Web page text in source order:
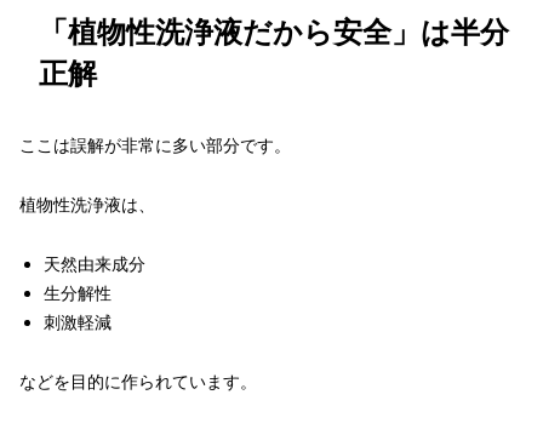
「植物性洗浄液だから安全」は半分
正解
ここは誤解が非常に多い部分です。
植物性洗浄液は、
天然由来成分
生分解性
刺激軽減
などを目的に作られています。